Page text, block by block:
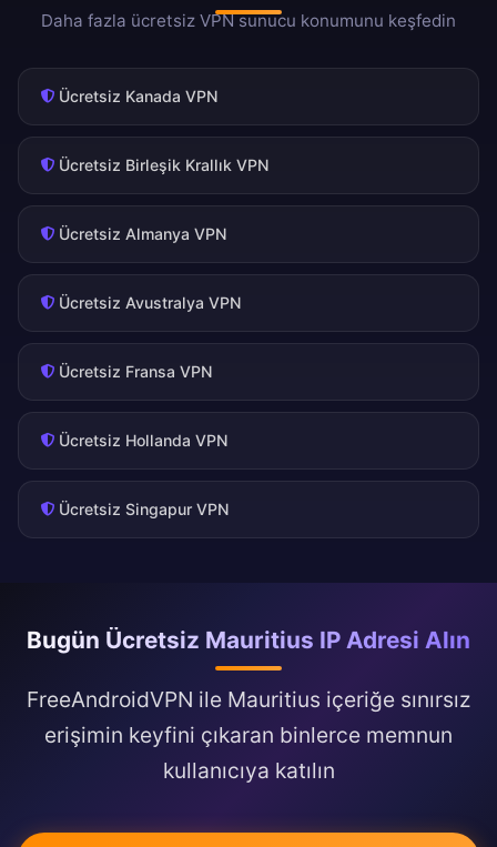
Daha fazla ücretsiz VPN sunucu konumunu keşfedin
Ücretsiz Kanada VPN
Ücretsiz Birleşik Krallık VPN
Ücretsiz Almanya VPN
Ücretsiz Avustralya VPN
Ücretsiz Fransa VPN
Ücretsiz Hollanda VPN
Ücretsiz Singapur VPN
Bugün Ücretsiz Mauritius IP Adresi Alın
FreeAndroidVPN ile Mauritius içeriğe sınırsız
erişimin keyfini çıkaran binlerce memnun
kullanıcıya katılın